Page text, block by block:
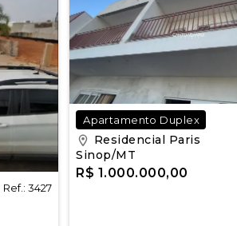
Ref.: 3427
Apartamento Duplex
Residencial Paris
Sinop/MT
R$ 1.000.000,00